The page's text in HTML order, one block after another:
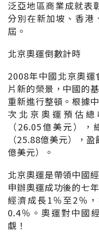
泛亞地區商業成就表
分別在新加坡、香港
屆。
北京奧運倒數計時
2008年中國北京奧
片新的榮景，中國的
重新進行整頓。根據
次北京奧運預估
（26.05億美元）
（25.88億美元），
億美元）。
北京奧運是帶領中國
申辦奧運成功後的七
經濟成長1％至2％
0.4％。奧運對中國
覷！